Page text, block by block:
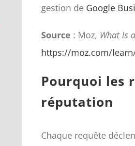
gestion de Google
Source : Moz, What Is
https://moz.com/
Pourquoi les
réputation
Chaque requête